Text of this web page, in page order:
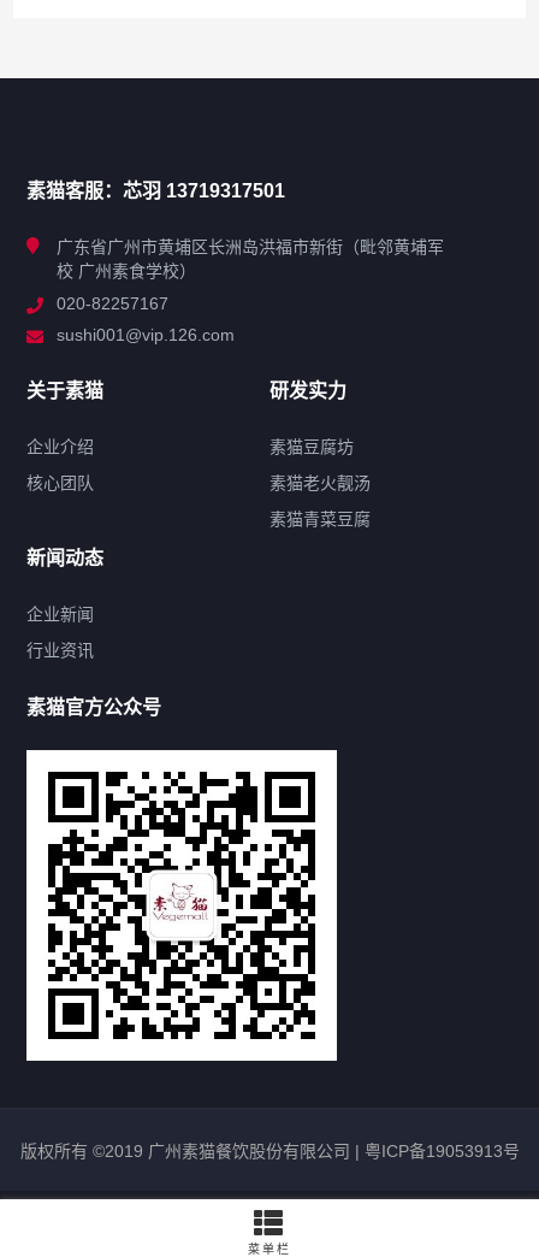
素猫馆
广东地区
素猫工坊
广东地区
企业新闻 行业资讯
补脾的顶级智慧：不是多吃，而是少吃
—-轻断食*禅素康养游学团（素食学校）
2026/04/09 400
【古法豆腐师】做好素食必学豆腐，食材
才是做好素食烹饪的核心 | 4月20日开班
么分享。。。
素猫客服：芯羽 13719317501
广东省广州市黄埔区长洲岛洪福市新街（毗邻黄埔军
校 广州素食学校）
020-82257167
sushi001@vip.126.com
关于素猫
企业介绍
核心团队
研发实力
素猫豆腐坊
素猫老火靓汤
素猫青菜豆腐
新闻动态
企业新闻
行业资讯
素猫官方公众号
版权所有 ©2019 广州素猫餐饮股份有限公司 | 粤ICP备19053913号
菜单栏